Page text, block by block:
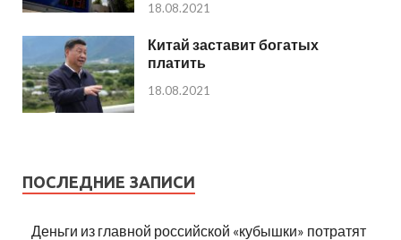
18.08.2021
Китай заставит богатых
платить
18.08.2021
ПОСЛЕДНИЕ ЗАПИСИ
Деньги из главной российской «кубышки» потратят